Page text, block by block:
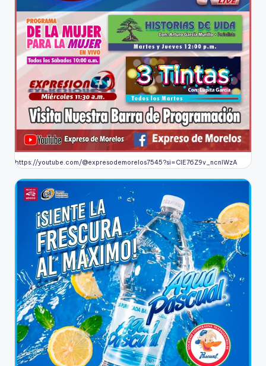
https://youtube.com/@expresodemorelos7545?si=CIE76Z9v_ncnlWzA